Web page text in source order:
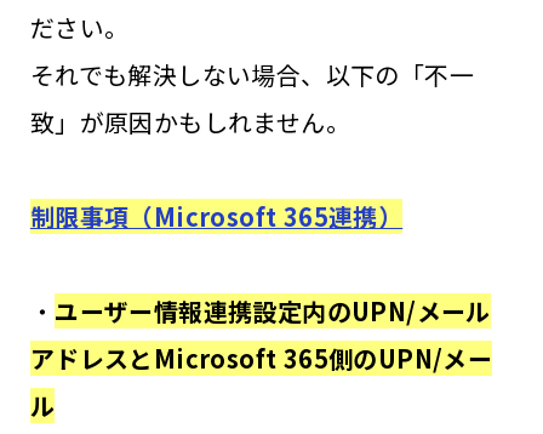
ださい。
それでも解決しない場合、以下の「不一
致」が原因かもしれません。
制限事項（Microsoft 365連携）
・ ユーザー情報連携設定内のUPN/メール
アドレスとMicrosoft 365側のUPN/メー
ル